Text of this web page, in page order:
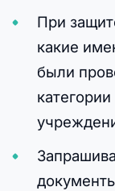
При
какие
были